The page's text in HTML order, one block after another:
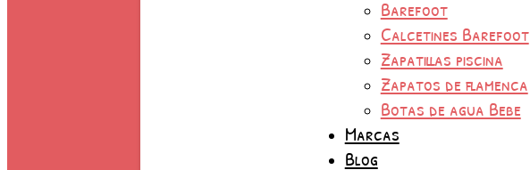
Barefoot
Calcetines Barefoot
Zapatillas piscina
Zapatos de flamenca
Botas de agua Bebe
Marcas
Blog